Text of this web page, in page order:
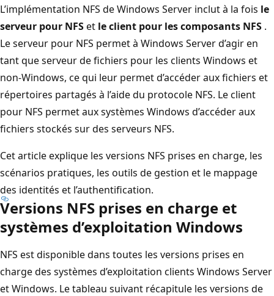
L’implémentation NFS de Windows Server inclut à la fois le
serveur pour NFSet le client pour les composants NFS .
Le serveur pour NFS permet à Windows Server d’agir en
tant que serveur de fichiers pour les clients Windows et
non-Windows, ce qui leur permet d’accéder aux fichiers et
répertoires partagés à l’aide du protocole NFS. Le client
pour NFS permet aux systèmes Windows d’accéder aux
fichiers stockés sur des serveurs NFS.
Cet article explique les versions NFS prises en charge, les
scénarios pratiques, les outils de gestion et le mappage
des identités et l’authentification.
Versions NFS prises en charge et
systèmes d’exploitation Windows
NFS est disponible dans toutes les versions prises en
charge des systèmes d’exploitation clients Windows Server
et Windows. Le tableau suivant récapitule les versions de